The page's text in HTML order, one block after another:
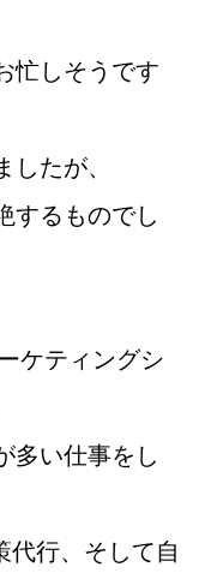
忙しそうです
たが、
するものでし
ケティングシ
多い仕事をし
代行、そして自